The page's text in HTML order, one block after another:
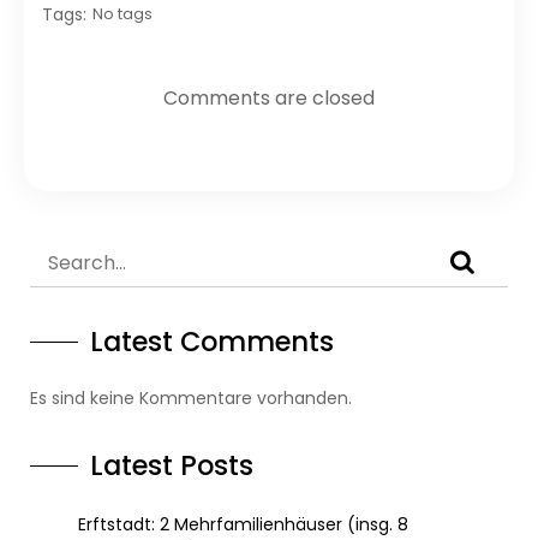
Tags: No tags
Comments are closed
Latest Comments
Es sind keine Kommentare vorhanden.
Latest Posts
Erftstadt: 2 Mehrfamilienhäuser (insg. 8